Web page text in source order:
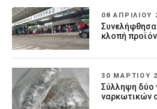
08 ΑΠΡΙΛΊΟΥ
κλοπή
30 ΜΑΡΤΊΟΥ
Σύλληψη δύο
ναρκωτικών